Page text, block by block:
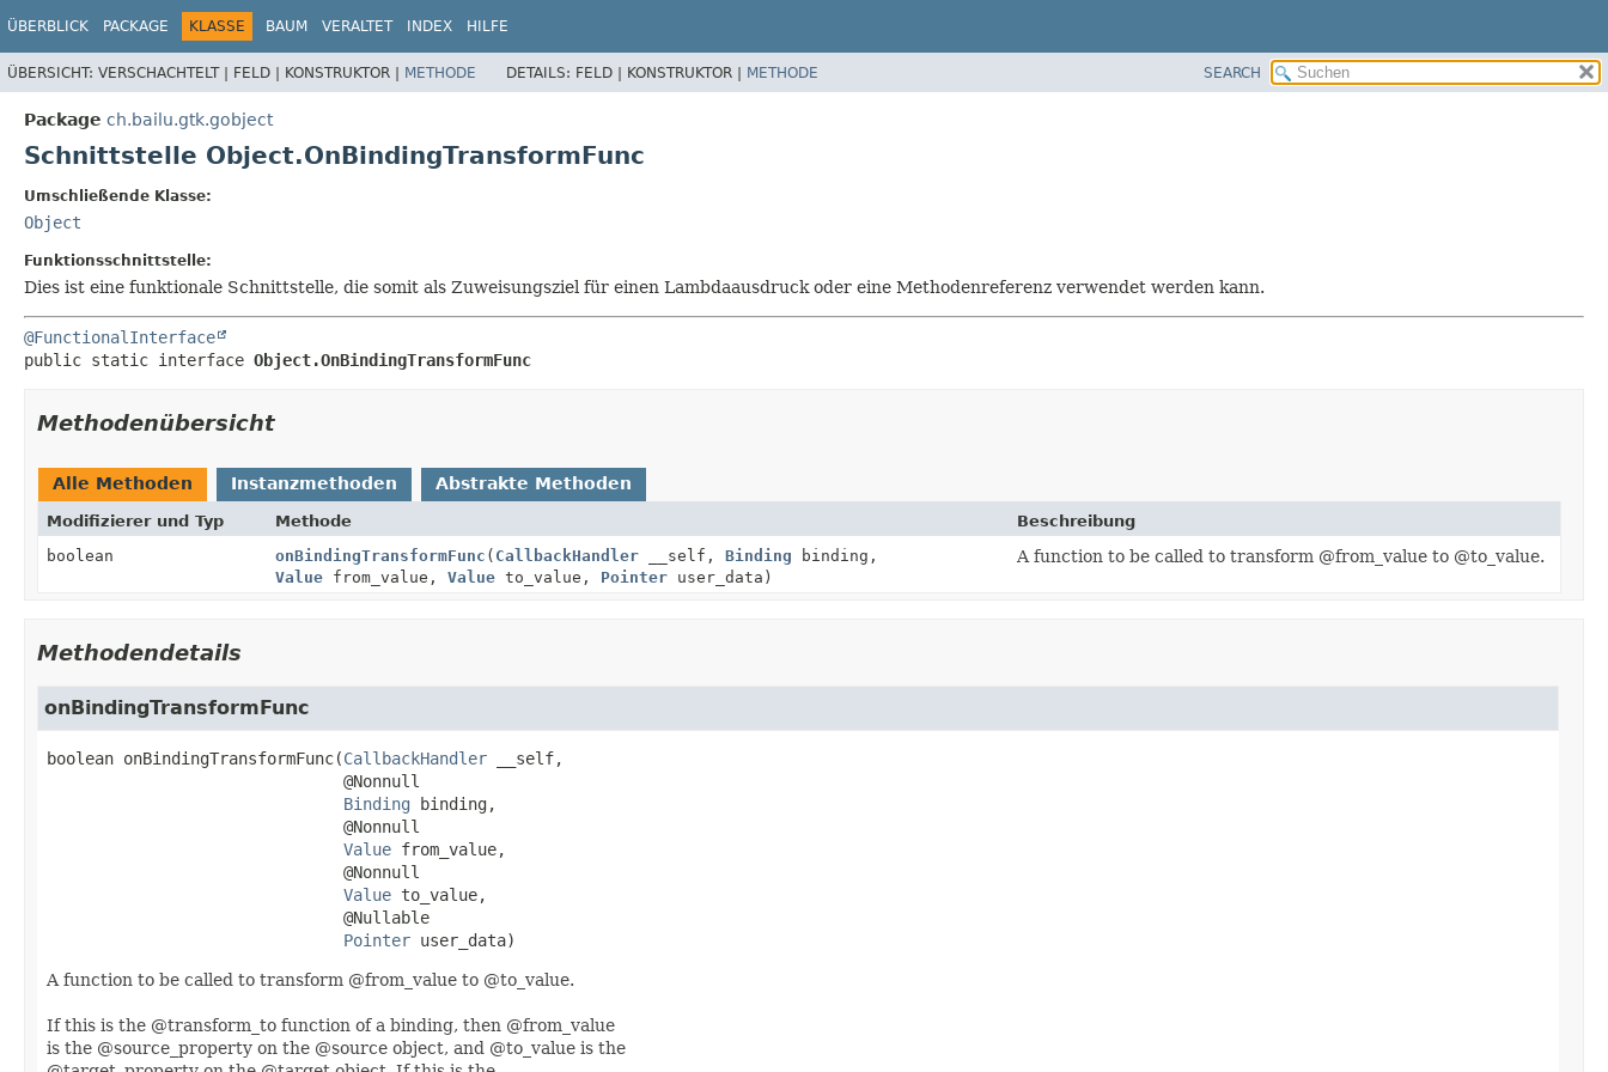
ÜBERBLICK PACKAGE KLASSE BAUM VERALTET INDEX HILFE
ÜBERSICHT: VERSCHACHTELT | FELD | KONSTRUKTOR | METHODE DETAILS: FELD | KONSTRUKTOR | METHODE SEARCH
Package ch.bailu.gtk.gobject
Schnittstelle Object.OnBindingTransformFunc
Umschließende Klasse:
Object
Funktionsschnittstelle:
Dies ist eine funktionale Schnittstelle, die somit als Zuweisungsziel für einen Lambdaausdruck oder eine Methodenreferenz verwendet werden kann.
@FunctionalInterface
public static interface Object.OnBindingTransformFunc
Methodenübersicht
Alle Methoden Instanzmethoden Abstrakte Methoden
Modifizierer und Typ Methode
Beschreibung
boolean
onBindingTransformFunc ( CallbackHandler__self, Binding binding,
Valuefrom_value, Valueto_value, Pointeruser_data)
A function to be called to transform @from_value to @to_value.
Methodendetails
onBindingTransformFunc
boolean onBindingTransformFunc(CallbackHandler __self,
@Nonnull
Binding binding,
@Nonnull
Value from_value,
@Nonnull
Value to_value,
@Nullable
Pointer user_data)
A function to be called to transform @from_value to @to_value.
If this is the @transform_to function of a binding, then @from_value
is the @source_property on the @source object, and @to_value is the